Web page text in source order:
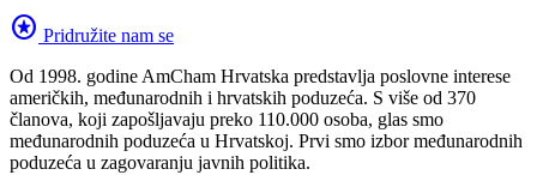
stars Pridružite nam se
Od 1998. godine AmCham Hrvatska predstavlja poslovne interese
američkih, međunarodnih i hrvatskih poduzeća. S više od 370
članova, koji zapošljavaju preko 110.000 osoba, glas smo
međunarodnih poduzeća u Hrvatskoj. Prvi smo izbor međunarodnih
poduzeća u zagovaranju javnih politika.